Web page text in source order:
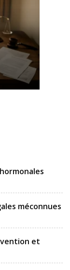
méconnues
et